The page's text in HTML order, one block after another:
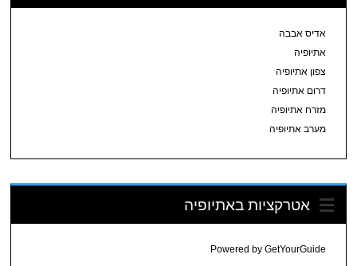
אדיס אבבה
אתיופיה
צפון אתיופיה
דרום אתיופיה
מזרח אתיופיה
מערב אתיופיה
אטרקציות באתיופיה
Powered by GetYourGuide